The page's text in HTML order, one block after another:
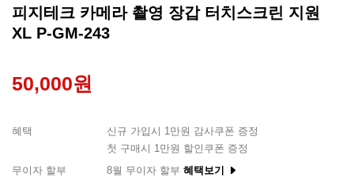
피지테크 카메라 촬영 장갑 터치스크린 지원
XL P-GM-243
50,000원
혜택
신규 가입시 1만원 감사쿠폰 증정
첫 구매시 1만원 할인쿠폰 증정
무이자 할부
8월 무이자 할부 혜택보기